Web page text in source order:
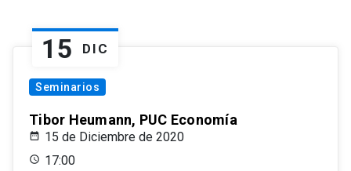
15 DIC
Seminarios
Tibor Heumann, PUC Economía
15 de Diciembre de 2020
17:00